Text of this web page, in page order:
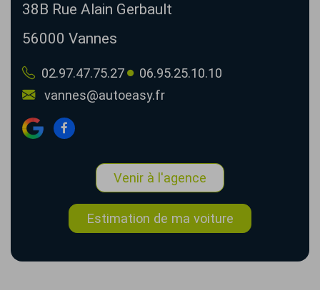
38B Rue Alain Gerbault
56000 Vannes
02.97.47.75.27
06.95.25.10.10
vannes@autoeasy.fr
Venir à l'agence
Estimation de ma voiture